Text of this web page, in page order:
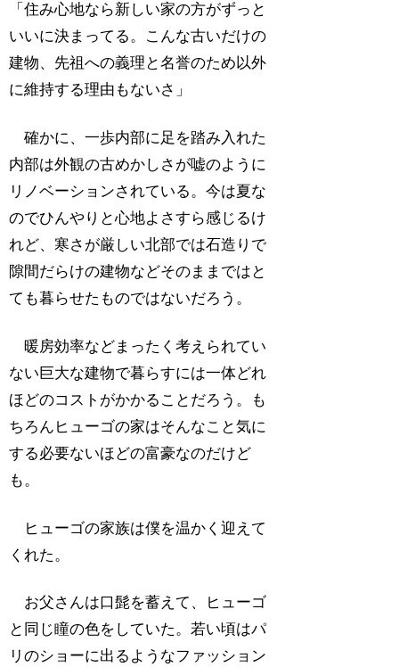
「住み心地なら新しい家の方がずっと
いいに決まってる。こんな古いだけの
建物、先祖への義理と名誉のため以外
に維持する理由もないさ」
確かに、一歩内部に足を踏み入れた
内部は外観の古めかしさが嘘のように
リノベーションされている。今は夏な
のでひんやりと心地よさすら感じるけ
れど、寒さが厳しい北部では石造りで
隙間だらけの建物などそのままではと
ても暮らせたものではないだろう。
暖房効率などまったく考えられてい
ない巨大な建物で暮らすには一体どれ
ほどのコストがかかることだろう。も
ちろんヒューゴの家はそんなこと気に
する必要ないほどの富豪なのだけど
も。
ヒューゴの家族は僕を温かく迎えて
くれた。
お父さんは口髭を蓄えて、ヒューゴ
と同じ瞳の色をしていた。若い頃はパ
リのショーに出るようなファッション